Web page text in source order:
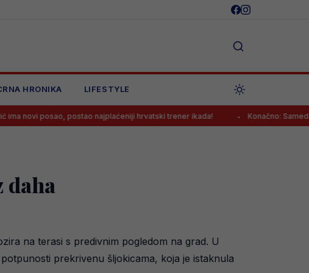
HRONIKA LIFESTYLE
postao najplaćeniji hrvatski trener ikada! Konačno: Samed Baždar ima
daha
na terasi s predivnim pogledom na grad. U
prekrivenu šljokicama, koja je istaknula